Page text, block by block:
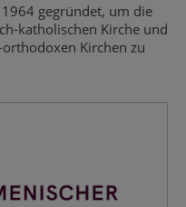
1964 gegründet, um die
katholischen Kirche und
Kirchen zu